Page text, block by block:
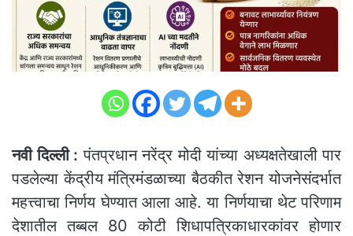
नवी दिल्ली : पंतप्रधान नरेंद्र मोदी यांच्या अध्यक्षतेखाली पार
पडलेल्या केंद्रीय मंत्रिमंडळाच्या बैठकीत रेशन योजनेसंदर्भात
महत्त्वाचा निर्णय घेण्यात आला आहे. या निर्णयाचा थेट परिणाम
देशातील तब्बल 80 कोटी शिधापत्रिकाधारकांवर होणार